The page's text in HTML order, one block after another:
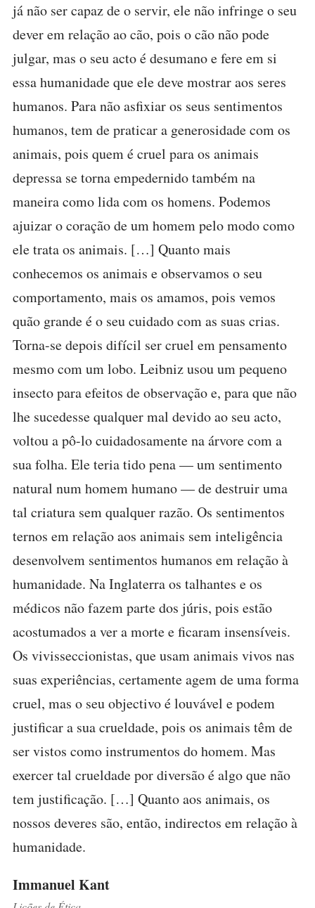
já não ser capaz de o servir, ele não infringe o seu
dever em relação ao cão, pois o cão não pode
julgar, mas o seu acto é desumano e fere em si
essa humanidade que ele deve mostrar aos seres
humanos. Para não asfixiar os seus sentimentos
humanos, tem de praticar a generosidade com os
animais, pois quem é cruel para os animais
depressa se torna empedernido também na
maneira como lida com os homens. Podemos
ajuizar o coração de um homem pelo modo como
ele trata os animais. […] Quanto mais
conhecemos os animais e observamos o seu
comportamento, mais os amamos, pois vemos
quão grande é o seu cuidado com as suas crias.
Torna-se depois difícil ser cruel em pensamento
mesmo com um lobo. Leibniz usou um pequeno
insecto para efeitos de observação e, para que não
lhe sucedesse qualquer mal devido ao seu acto,
voltou a pô-lo cuidadosamente na árvore com a
sua folha. Ele teria tido pena — um sentimento
natural num homem humano — de destruir uma
tal criatura sem qualquer razão. Os sentimentos
ternos em relação aos animais sem inteligência
desenvolvem sentimentos humanos em relação à
humanidade. Na Inglaterra os talhantes e os
médicos não fazem parte dos júris, pois estão
acostumados a ver a morte e ficaram insensíveis.
Os vivisseccionistas, que usam animais vivos nas
suas experiências, certamente agem de uma forma
cruel, mas o seu objectivo é louvável e podem
justificar a sua crueldade, pois os animais têm de
ser vistos como instrumentos do homem. Mas
exercer tal crueldade por diversão é algo que não
tem justificação. […] Quanto aos animais, os
nossos deveres são, então, indirectos em relação à
humanidade.
Immanuel Kant